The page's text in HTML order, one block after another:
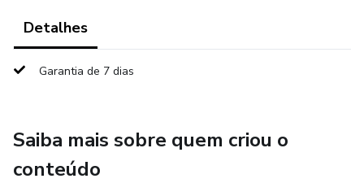
permite que você teste seu conhecimento e ganhe a
Conteúdo Específico de Saúde: Questões focadas em
Fundamentos de Enfermagem, Ética Profissional, SUS e as
Detalhes
Garantia de 7 dias
Saiba mais sobre quem criou o
conteúdo